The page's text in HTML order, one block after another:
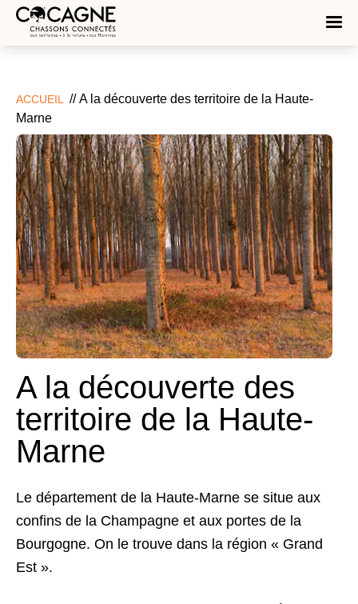
ACCUEIL // A la découverte des territoire de la Haute-
Marne
A la découverte des
territoire de la Haute-
Marne
Le département de la Haute-Marne se situe aux
confins de la Champagne et aux portes de la
Bourgogne. On le trouve dans la région « Grand
Est ».